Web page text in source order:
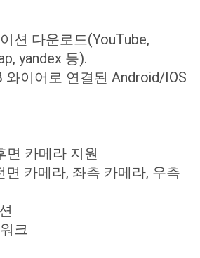
션 다운로드(YouTube,
yandex 등).
와이어로 연결된 Android/IOS
면 카메라 지원
면 카메라, 좌측 카메라, 우측
크